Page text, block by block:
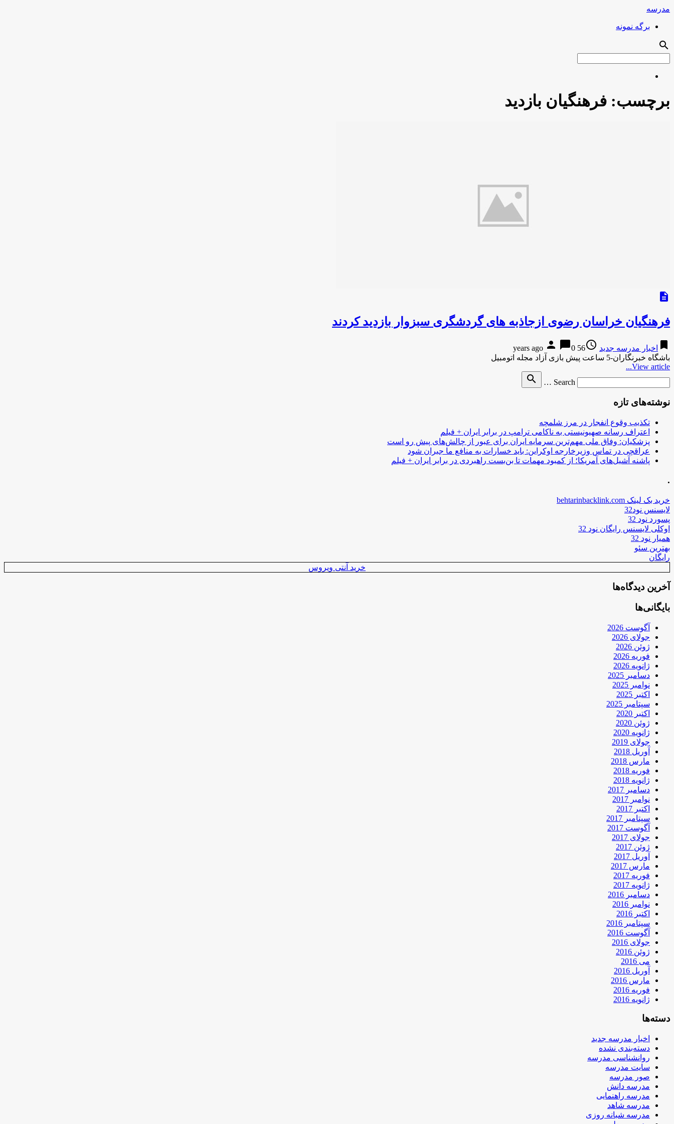
مدرسه
برگه نمونه
search
برچسب: فرهنگیان بازدید
description
فرهنگیان خراسان رضوی ازجاذبه های گردشگری سبزوار بازدید کردند
bookmark اخبار مدرسه جدید access_time
56 years ago
person chat_bubble0
باشگاه خبرنگاران-5 ساعت پیش بازی آزاد مجله اتومبیل
View article...
Search …
search
نوشته‌های تازه
تکذیب وقوع انفجار در مرز شلمچه
اعتراف رسانه صهیونیستی به ناکامی ترامپ در برابر ایران + فیلم
پزشکیان: وفاق ملی مهم‌ترین سرمایه ایران برای عبور از چالش‌های پیش رو است
عراقچی در تماس وزیرخارجه اوکراین: باید خسارات به منافع ما جبران شود
پاشنه آشیل‌های آمریکا؛ از کمبود مهمات تا بن‌بست راهبردی در برابر ایران + فیلم
.
خرید بک لینک behtarinbacklink.com
لایسنس نود32
پسورد نود 32
اوکلی لایسنس رایگان نود 32
همیار نود 32
بهترین سئو
رایگان
خرید آنتی ویروس
آخرین دیدگاه‌ها
بایگانی‌ها
آگوست 2026
جولای 2026
ژوئن 2026
فوریه 2026
ژانویه 2026
دسامبر 2025
نوامبر 2025
اکتبر 2025
سپتامبر 2025
اکتبر 2020
ژوئن 2020
ژانویه 2020
جولای 2019
آوریل 2018
مارس 2018
فوریه 2018
ژانویه 2018
دسامبر 2017
نوامبر 2017
اکتبر 2017
سپتامبر 2017
آگوست 2017
جولای 2017
ژوئن 2017
آوریل 2017
مارس 2017
فوریه 2017
ژانویه 2017
دسامبر 2016
نوامبر 2016
اکتبر 2016
سپتامبر 2016
آگوست 2016
جولای 2016
ژوئن 2016
می 2016
آوریل 2016
مارس 2016
فوریه 2016
ژانویه 2016
دسته‌ها
اخبار مدرسه جدید
دسته‌بندی نشده
روانشناسی مدرسه
سایت مدرسه
صور مدرسه
مدرسه دانش
مدرسه راهنمایی
مدرسه شاهد
مدرسه شبانه روزی